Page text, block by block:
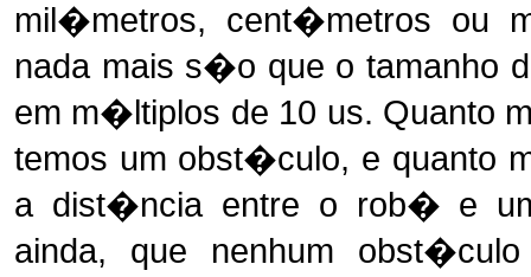
mil�metros, cent�metros ou
nada mais s�o que o tamanho
em m�ltiplos de 10 us. Quanto
temos um obst�culo, e quanto
a dist�ncia entre o rob� e
ainda, que nenhum